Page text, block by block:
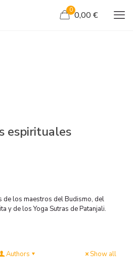
0 0,00 €
espirituales
de los maestros del Budismo, del
y de los Yoga Sutras de Patanjali.
Authors Show all